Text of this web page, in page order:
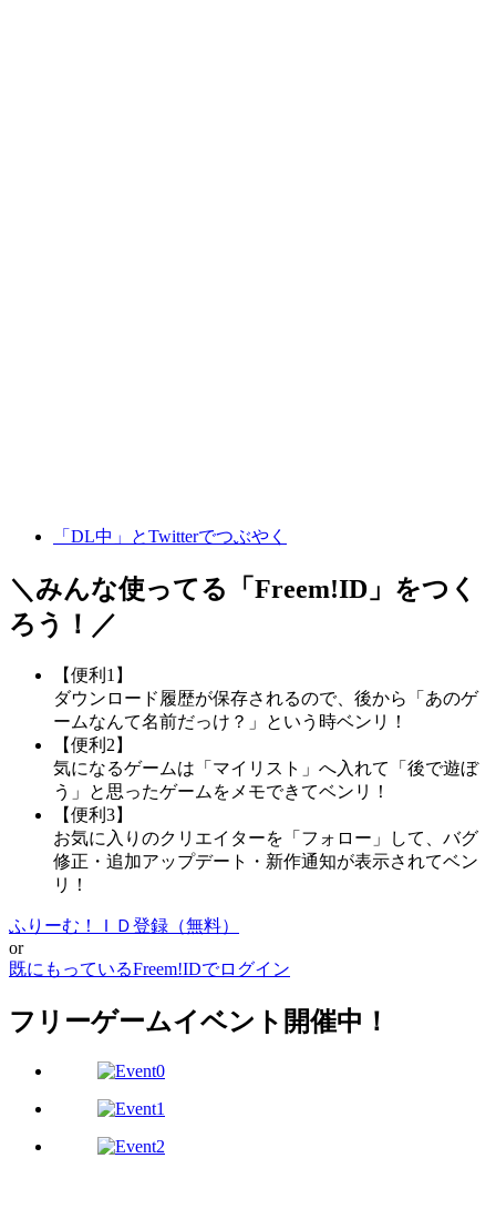
「DL中」とTwitterでつぶやく
＼みんな使ってる「 Freem!ID 」をつく
ろう！／
【便利1】
ダウンロード履歴が保存されるので、後から「あのゲ
ームなんて名前だっけ？」という時ベンリ！
【便利2】
気になるゲームは「マイリスト」へ入れて「後で遊ぼ
う」と思ったゲームをメモできてベンリ！
【便利3】
お気に入りのクリエイターを「フォロー」して、バグ
修正・追加アップデート・新作通知が表示されてベン
リ！
ふりーむ！ＩＤ登録（無料）
or
既にもっているFreem!IDでログイン
フリーゲームイベント開催中！